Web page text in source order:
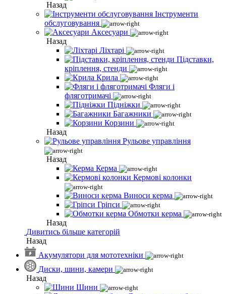
Назад
Інструменти
обслуговування
Аксесуари
Назад
Ліхтарі
Підставки,
кріплення, стенди
Крила
Фляги і
фляготримачі
Підніжки
Багажники
Корзини
Назад
Рульове управління
Назад
Керма
Кермові колонки
Виноси керма
Гріпси
Обмотки керма
Назад
Дивитись більше категорій
Назад
Акумулятори для мототехніки
Диски, шини, камери
Назад
Шини